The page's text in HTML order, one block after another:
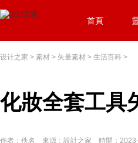
首頁
设计之家 > 素材 > 矢量素材 > 生活百科 >
化妝全套工具
作者：佚名 來源：設計之家 時間：